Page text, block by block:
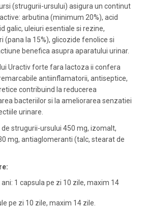
(strugurii-ursului) asigura un continut
arbutina (minimum 20%), acid
galic, uleiuri esentiale si rezine,
(pana la 15%), glicozide fenolice si
benefica asupra aparatului urinar.
Uractiv forte fara lactoza ii confera
antiinflamatorii, antiseptice,
contribuind la reducerea
bacteriilor si la ameliorarea senzatiei
urinare.
de strugurii-ursului 450 mg, izomalt,
mg, antiaglomeranti (talc, stearat de
1 capsula pe zi 10 zile, maxim 14
pe zi 10 zile, maxim 14 zile.